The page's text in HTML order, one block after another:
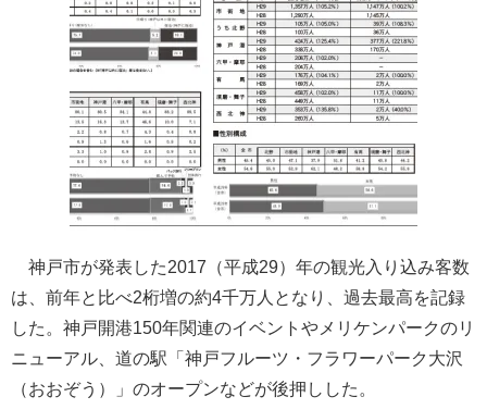
神戸市が発表した2017（平成29）年の観光入り込み客数
は、前年と比べ2桁増の約4千万人となり、過去最高を記録
した。神戸開港150年関連のイベントやメリケンパークのリ
ニューアル、道の駅「神戸フルーツ・フラワーパーク大沢
（おおぞう）」のオープンなどが後押しした。